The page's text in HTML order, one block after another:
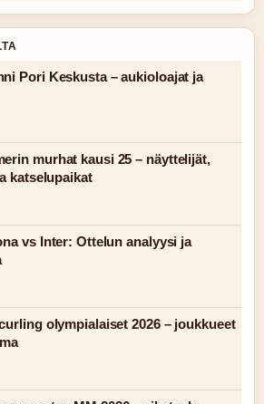
Pori Keskusta – aukioloajat ja
murhat kausi 25 – näyttelijät,
katselupaikat
vs Inter: Ottelun analyysi ja
olympialaiset 2026 – joukkueet